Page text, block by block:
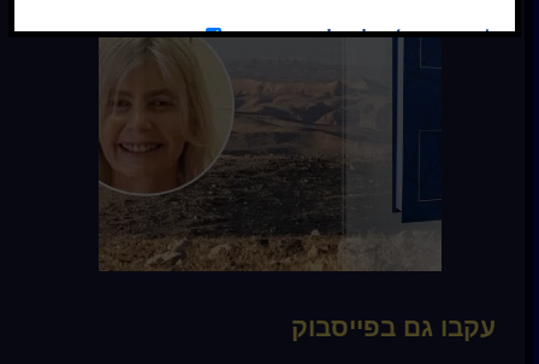
עקבו גם בפייסבוק
*אני מסכימ/ה לקבלת עדכונים כן